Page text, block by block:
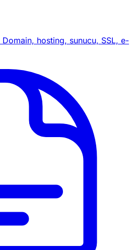
Domain, hosting, sunucu, SSL, e-